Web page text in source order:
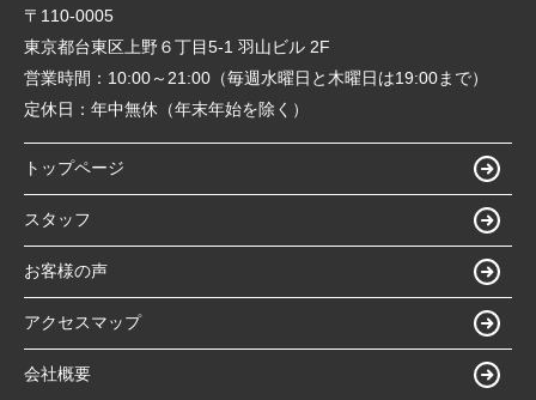
〒110-0005
東京都台東区上野６丁目5-1 羽山ビル 2F
営業時間： 10:00～21:00（毎週水曜日と木曜日は19:00まで）
定休日： 年中無休（年末年始を除く）
トップページ
スタッフ
お客様の声
アクセスマップ
会社概要